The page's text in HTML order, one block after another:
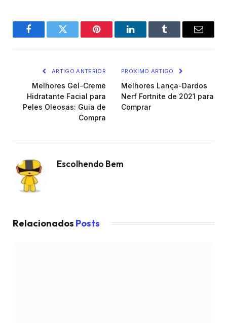
FacebookTwitter Pinterest O
Tumblr
E-
ARTIGO ANTERIOR
Melhores Gel-Creme
Hidratante Facial para
Peles Oleosas: Guia de
Compra
PRÓXIMO ARTIGO
Melhores Lança-Dardos
Nerf Fortnite de 2021 para
Comprar
Escolhendo Bem
Relacionados Posts